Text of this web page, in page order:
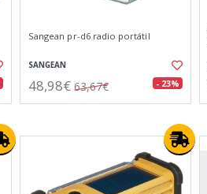
Sangean pr-d6 radio portátil
SANGEAN
48,98€ 63,67€ - 23%